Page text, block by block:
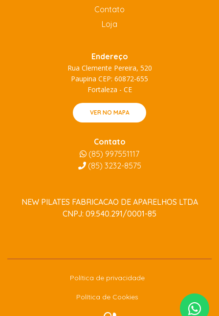
Contato
Loja
Endereço
Rua Clemente Pereira, 520
Paupina CEP: 60872-655
Fortaleza - CE
VER NO MAPA
Contato
(85) 997551117
(85) 3232-8575
NEW PILATES FABRICACAO DE APARELHOS LTDA
CNPJ: 09.540.291/0001-85
Política de privacidade
Política de Cookies